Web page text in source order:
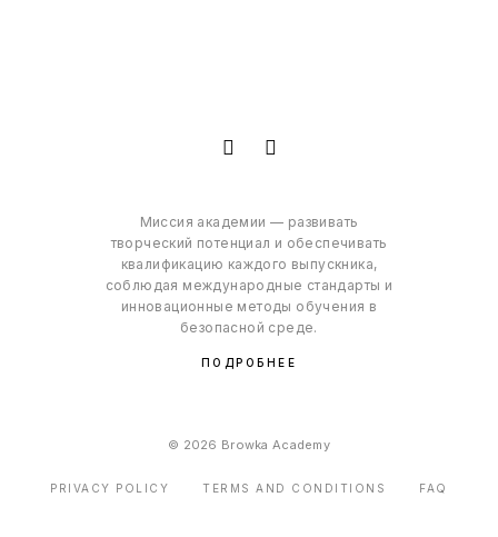
Миссия академии — развивать
творческий потенциал и обеспечивать
квалификацию каждого выпускника,
соблюдая международные стандарты и
инновационные методы обучения в
безопасной среде.
ПОДРОБНЕЕ
© 2026 Browka Academy
PRIVACY POLICY TERMS AND CONDITIONS FAQ